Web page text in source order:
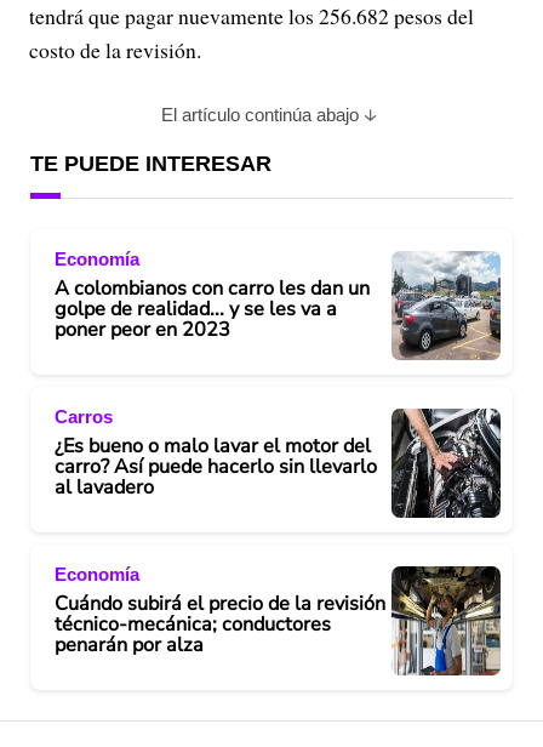
tendrá que pagar nuevamente los 256.682 pesos del
costo de la revisión.
El artículo continúa abajo
TE PUEDE INTERESAR
Economía
A colombianos con carro les dan un
golpe de realidad... y se les va a
poner peor en 2023
Carros
¿Es bueno o malo lavar el motor del
carro? Así puede hacerlo sin llevarlo
al lavadero
Economía
Cuándo subirá el precio de la revisión
técnico-mecánica; conductores
penarán por alza